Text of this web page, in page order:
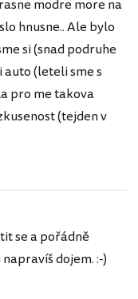
modre more na
hnusne.. Ale bylo
si (snad podruhe
(leteli sme s
pro me takova
(tejden v
se a pořádně
dojem. :-)